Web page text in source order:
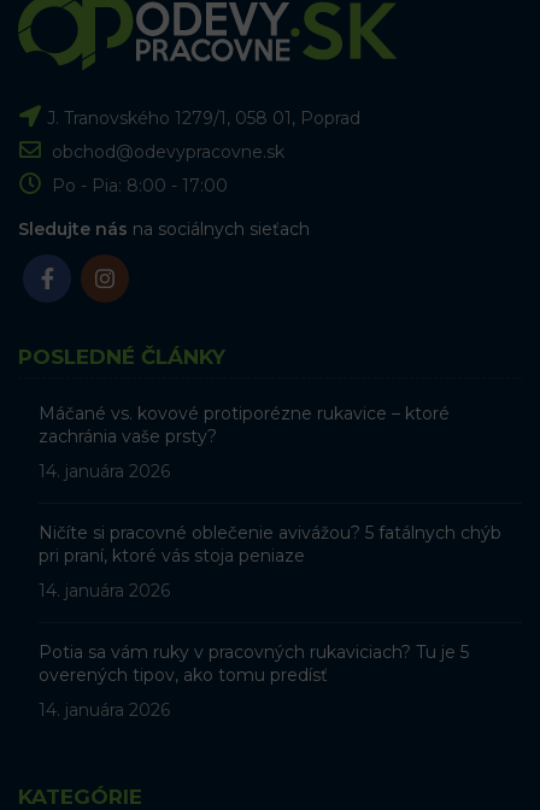
J. Tranovského 1279/1, 058 01, Poprad
obchod@odevypracovne.sk
Po - Pia: 8:00 - 17:00
Sledujte nás na sociálnych sieťach
POSLEDNÉ ČLÁNKY
Máčané vs. kovové protiporézne rukavice – ktoré
zachránia vaše prsty?
14. januára 2026
Ničíte si pracovné oblečenie avivážou? 5 fatálnych chýb
pri praní, ktoré vás stoja peniaze
14. januára 2026
Potia sa vám ruky v pracovných rukaviciach? Tu je 5
overených tipov, ako tomu predísť
14. januára 2026
KATEGÓRIE